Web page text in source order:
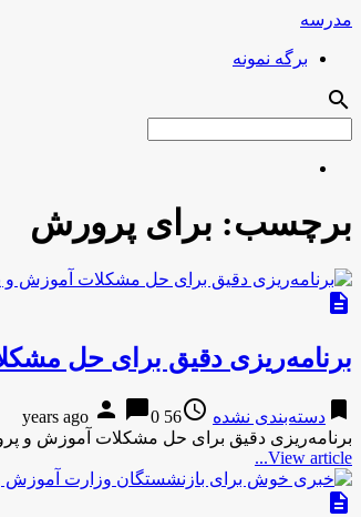
مدرسه
برگه نمونه
search
برچسب: برای پرورش
description
برنامه‌ریزی دقیق برای حل
bookmark دسته‌بندی نشده access_time
56 years ago
person chat_bubble0
برنامه‌ریزی دقیق برای حل مشکلات آموزش و
View article...
description